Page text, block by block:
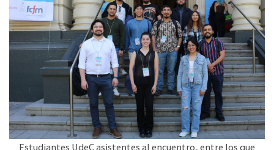
Estudiantes UdeC asistentes al encuentro, entre los que